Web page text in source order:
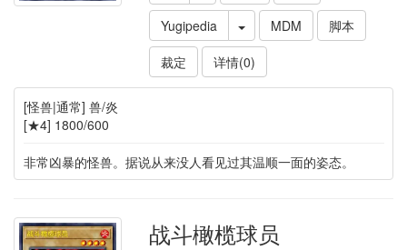
Yugipedia
MDM
脚本
裁定
详情(0)
[怪兽|通常] 兽/炎
[★4] 1800/600
非常凶暴的怪兽。据说从来没人看见过其温顺一面的姿态。
战斗橄榄球员